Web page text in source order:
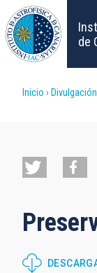
Pasar
al
contenido
principal
de
de
a
la
Inicio Divulgación